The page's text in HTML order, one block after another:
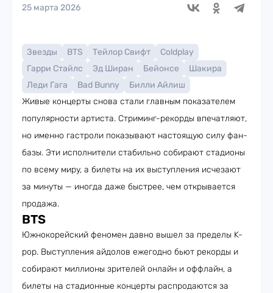
25 марта 2026
Звезды BTS Тейлор Свифт
Coldplay
Гарри Стайлс
Эд Ширан Бейонсе
Шакира
Леди Гага
Bad Bunny
Билли Айлиш
Живые концерты снова стали главным показателем
популярности артиста. Стриминг-рекорды впечатляют,
но именно гастроли показывают настоящую силу фан-
базы. Эти исполнители стабильно собирают стадионы
по всему миру, а билеты на их выступления исчезают
за минуты — иногда даже быстрее, чем открывается
продажа.
BTS
Южнокорейский феномен давно вышел за пределы K-
pop. Выступления айдолов ежегодно бьют рекорды и
собирают миллионы зрителей онлайн и оффлайн, а
билеты на стадионные концерты распродаются за